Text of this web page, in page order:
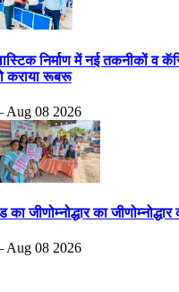
निर्माण में नई तकनीकों व
कराया रूबरू
08 2026
का जीणोम्नोद्धार का जीणोम्नोद्धार
08 2026